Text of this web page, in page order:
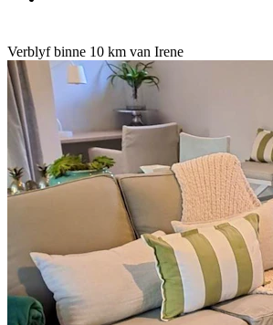
Verblyf binne 10 km van Irene